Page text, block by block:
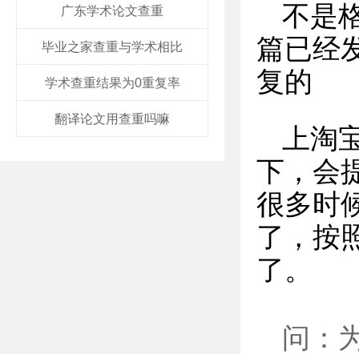
广东学术论文查重
毕业之家查重与学术相比
学术查重结果为0重复率
翻译论文用查重吗嘛
不是
篇已经
复的
上淘
下，会
很多时
了，按
了。
问：